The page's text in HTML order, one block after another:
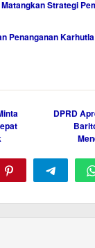
Strategi
Penanganan
DPRD